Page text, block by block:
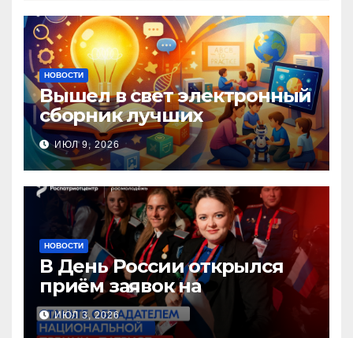
НОВОСТИ
Вышел в свет электронный
сборник лучших
инновационных практик
педагогов дошкольного
образования!
ИЮЛ 9, 2026
НОВОСТИ
В День России открылся
приём заявок на
Национальную премию
«Патриот»
ИЮЛ 3, 2026